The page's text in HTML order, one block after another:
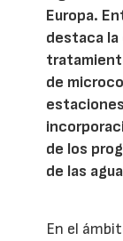
Europa.
destaca
de
de los
de las
En el